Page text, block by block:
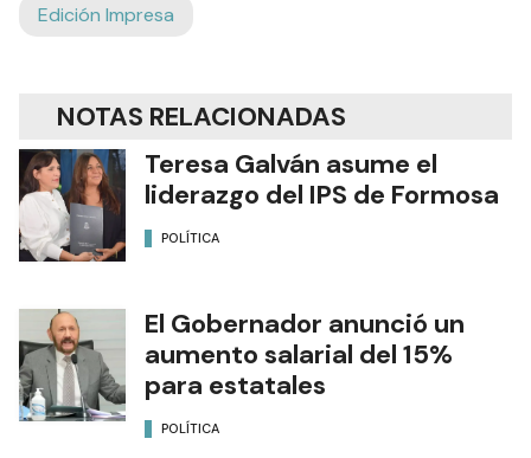
Edición Impresa
NOTAS RELACIONADAS
Teresa Galván asume el
liderazgo del IPS de Formosa
POLÍTICA
El Gobernador anunció un
aumento salarial del 15%
para estatales
POLÍTICA